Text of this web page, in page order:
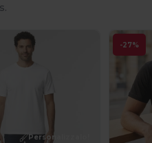
Personalizzalo!
-27%